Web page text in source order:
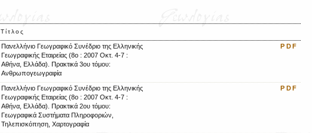
Τίτλος
Πανελλήνιο Γεωγραφικό Συνέδριο της Ελληνικής
Γεωγραφικής Εταιρείας (8ο : 2007 Οκτ. 4-7 :
Αθήνα, Ελλάδα). Πρακτικά 3ου τόμου:
Ανθρωπογεωγραφία
PDF
Πανελλήνιο Γεωγραφικό Συνέδριο της Ελληνικής
Γεωγραφικής Εταιρείας (8ο : 2007 Οκτ. 4-7 :
Αθήνα, Ελλάδα). Πρακτικά 2ου τόμου:
Γεωγραφικά Συστήματα Πληροφοριών,
Τηλεπισκόπηση, Χαρτογραφία
PDF